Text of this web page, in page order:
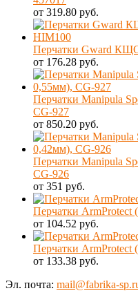
от 319.80 руб.
Перчатки Gward КЩС
от 176.28 руб.
Перчатки Manipula
CG-927
от 850.20 руб.
Перчатки Manipula
CG-926
от 351 руб.
Перчатки ArmProtect
от 104.52 руб.
Перчатки ArmProtect
от 133.38 руб.
Эл. почта: mail@fabrika-